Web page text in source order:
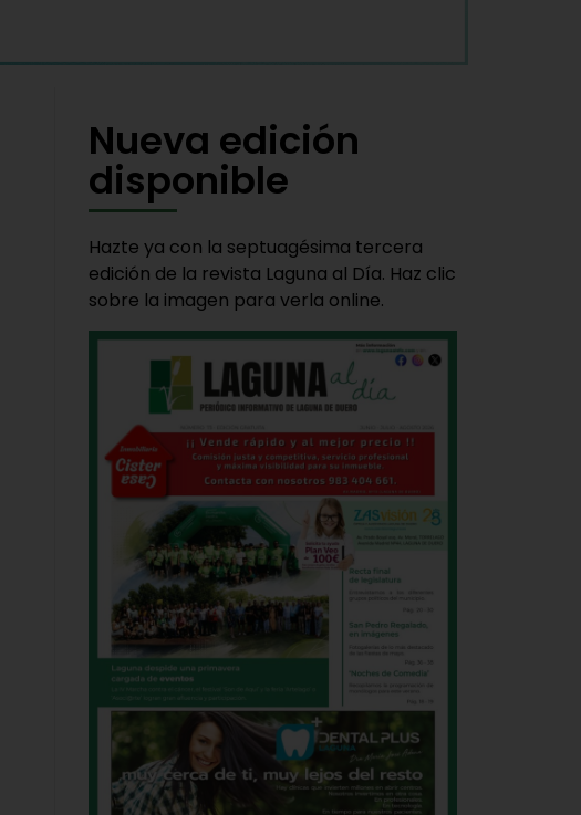
Nueva edición
disponible
Hazte ya con la septuagésima tercera
edición de la revista Laguna al Día. Haz clic
sobre la imagen para verla online.